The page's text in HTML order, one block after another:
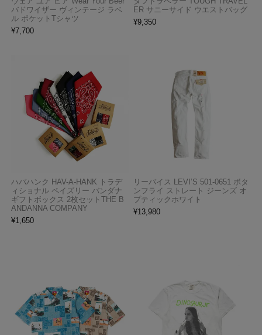
バドワイザー ヴィンテージ ラベ
ル ポケットTシャツ
¥7,700
ER サニーサイド ウエストバッグ
¥9,350
ハバハンク HAV-A-HANK トラデ
ィショナル ペイズリー バンダナ
ギフトボックス 2枚セットTHE B
ANDANNA COMPANY
¥1,650
リーバイス LEVI’S 501-0651 ボタ
ンフライ ストレート ジーンズ オ
プティックホワイト
¥13,980